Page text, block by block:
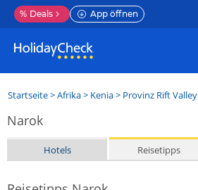
% Deals App öffnen
Startseite>Afrika> Kenia> Provinz Rift Valley
Narok
Hotels Reisetipps